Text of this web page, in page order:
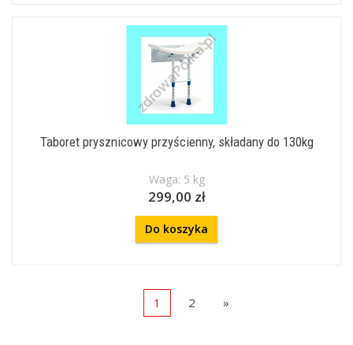
Taboret prysznicowy przyścienny, składany do 130kg
Waga: 5 kg
299,00 zł
Do koszyka
1 2 »